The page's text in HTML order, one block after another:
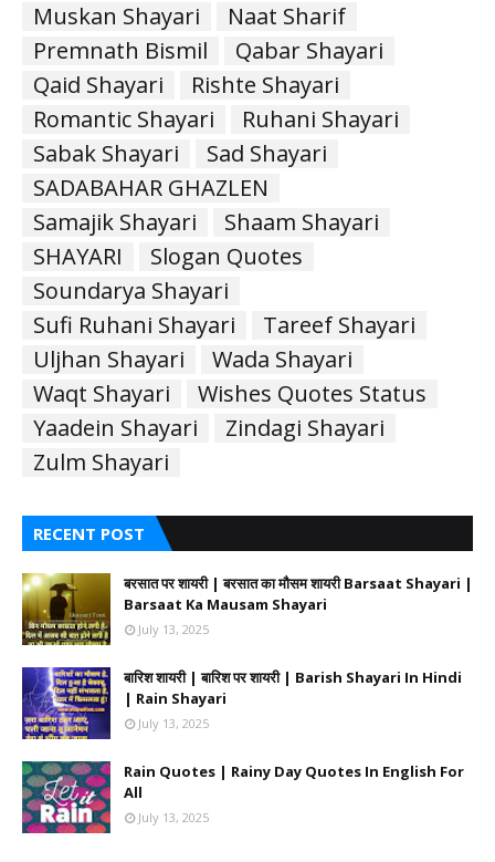
Muskan Shayari
Naat Sharif
Premnath Bismil
Qabar Shayari
Qaid Shayari
Rishte Shayari
Romantic Shayari
Ruhani Shayari
Sabak Shayari
Sad Shayari
SADABAHAR GHAZLEN
Samajik Shayari
Shaam Shayari
SHAYARI
Slogan Quotes
Soundarya Shayari
Sufi Ruhani Shayari
Tareef Shayari
Uljhan Shayari
Wada Shayari
Waqt Shayari
Wishes Quotes Status
Yaadein Shayari
Zindagi Shayari
Zulm Shayari
RECENT POST
बरसात पर शायरी | बरसात का मौसम शायरी Barsaat Shayari |
Barsaat Ka Mausam Shayari
July 13, 2025
बारिश शायरी | बारिश पर शायरी | Barish Shayari In Hindi
| Rain Shayari
July 13, 2025
Rain Quotes | Rainy Day Quotes In English For
All
July 13, 2025